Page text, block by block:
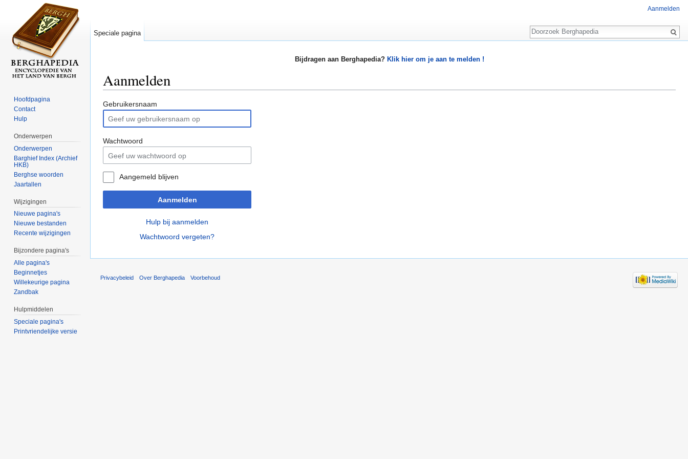
Bijdragen aan Berghapedia? Klik hier om je aan te melden !
Aanmelden
Gebruikersnaam
Wachtwoord
Aangemeld blijven
Aanmelden
Hulp bij aanmelden
Wachtwoord vergeten?
Aanmelden
Speciale pagina
Zoeken
Hoofdpagina
Contact
Hulp
Onderwerpen
Onderwerpen
Barghief Index (Archief
HKB)
Berghse woorden
Jaartallen
Wijzigingen
Nieuwe pagina's
Nieuwe bestanden
Recente wijzigingen
Bijzondere pagina's
Alle pagina's
Beginnetjes
Willekeurige pagina
Zandbak
Hulpmiddelen
Speciale pagina's
Printvriendelijke versie
Privacybeleid Over Berghapedia Voorbehoud